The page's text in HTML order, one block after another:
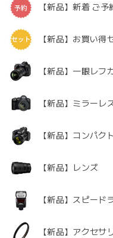
【新品】新着 ご予
【新品】お買い得
【新品】一眼レフ
【新品】ミラーレ
【新品】コンパク
【新品】レンズ
【新品】スピード
【新品】アクセサ